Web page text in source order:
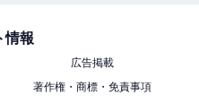
情報
広告掲載
著作権・商標・免責事項